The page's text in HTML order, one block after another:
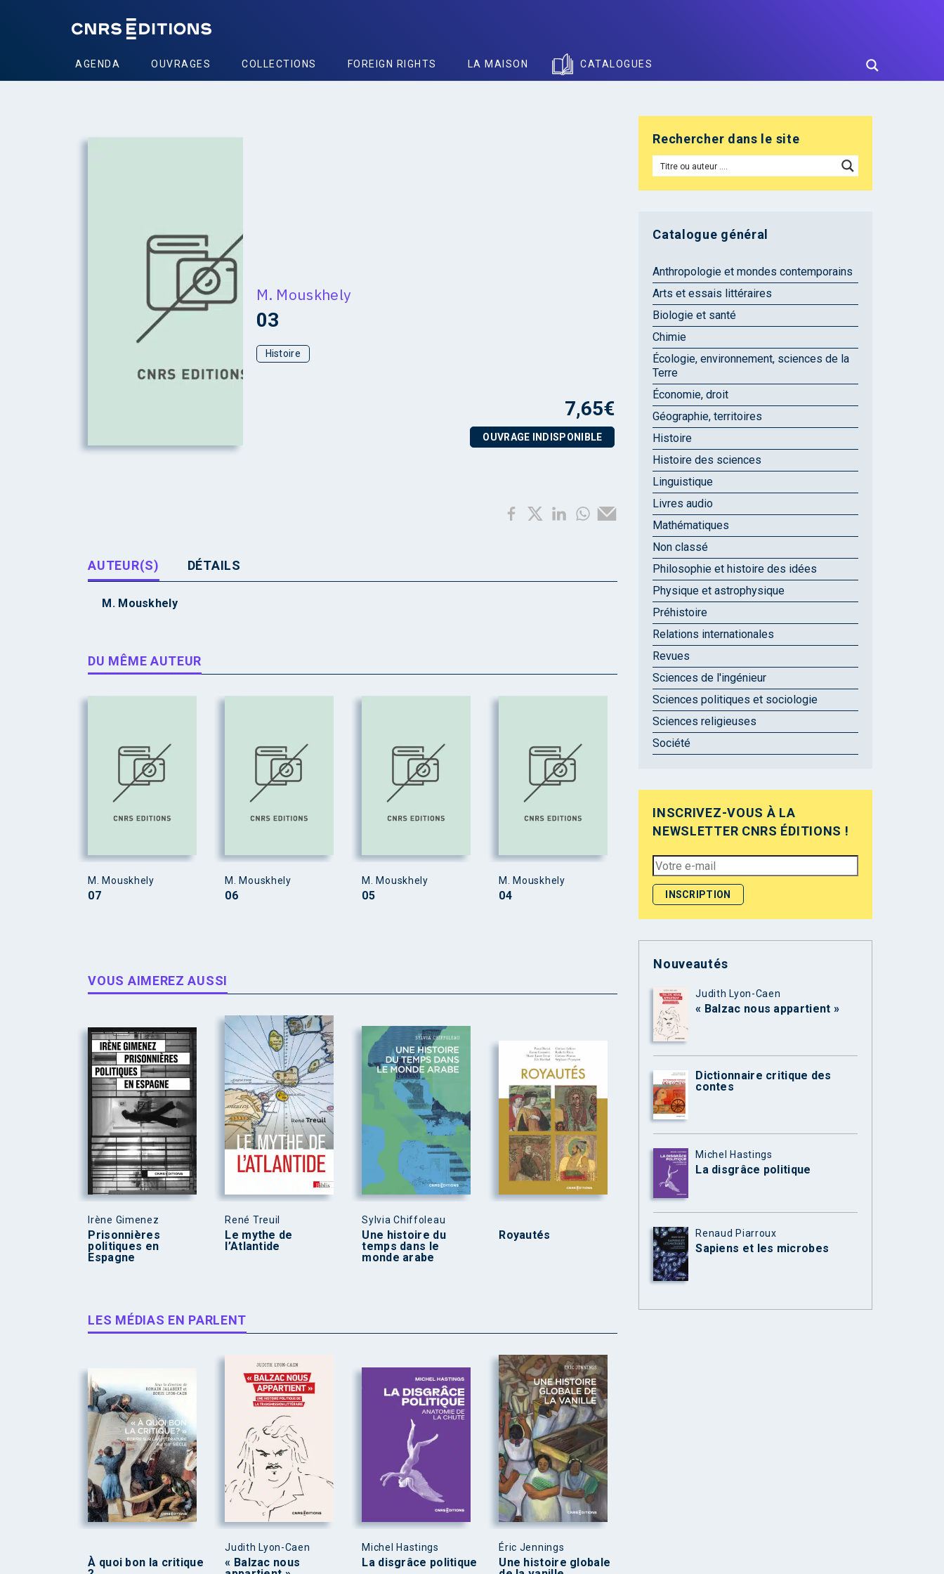
AGENDA OUVRAGES COLLECTIONS FOREIGN RIGHTS LA MAISON CATALOGUES
M. Mouskhely
03
Histoire
7,65€
OUVRAGE INDISPONIBLE
AUTEUR(S) DÉTAILS
M. Mouskhely
DU MÊME AUTEUR
M. Mouskhely
07
M. Mouskhely
06
M. Mouskhely
05
M. Mouskhely
04
VOUS AIMEREZ AUSSI
Irène Gimenez
Prisonnières
politiques en
Espagne
René Treuil
Le mythe de
l’Atlantide
Sylvia Chiffoleau
Une histoire du
temps dans le
monde arabe
Royautés
LES MÉDIAS EN PARLENT
À quoi bon la critique
Judith Lyon-Caen
« Balzac nous
Michel Hastings
La disgrâce politique
Éric Jennings
Une histoire globale
Rechercher dans le site
Catalogue général
Anthropologie et mondes contemporains
Arts et essais littéraires
Biologie et santé
Chimie
Écologie, environnement, sciences de la
Terre
Économie, droit
Géographie, territoires
Histoire
Histoire des sciences
Linguistique
Livres audio
Mathématiques
Non classé
Philosophie et histoire des idées
Physique et astrophysique
Préhistoire
Relations internationales
Revues
Sciences de l'ingénieur
Sciences politiques et sociologie
Sciences religieuses
Société
INSCRIVEZ-VOUS À LA
NEWSLETTER CNRS ÉDITIONS !
Nouveautés
Judith Lyon-Caen
« Balzac nous appartient »
Dictionnaire critique des
contes
Michel Hastings
La disgrâce politique
Renaud Piarroux
Sapiens et les microbes